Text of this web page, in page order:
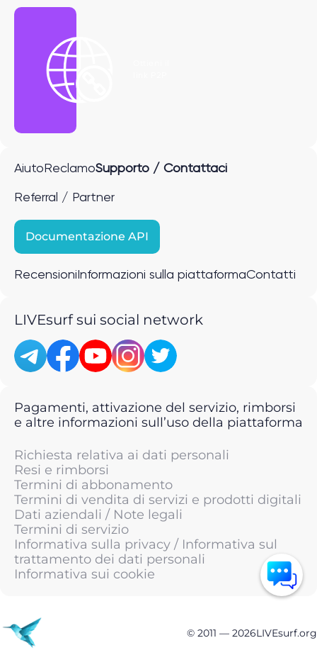
Aiuto ReclamoSupporto / Contattaci
Referral / Partner
Documentazione API
Recensioni Informazioni sulla piattaformaContatti
LIVEsurf sui social network
Pagamenti, attivazione del servizio, rimborsi
e altre informazioni sull’uso della piattaforma
Richiesta relativa ai dati personali
Resi e rimborsi
Termini di abbonamento
Termini di vendita di servizi e prodotti digitali
Dati aziendali / Note legali
Termini di servizio
Informativa sulla privacy / Informativa sul
trattamento dei dati personali
Informativa sui cookie
© 2011 — 2026LIVEsurf.org